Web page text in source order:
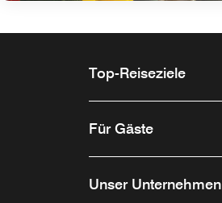
Top-Reiseziele
Für Gäste
Unser Unternehmen